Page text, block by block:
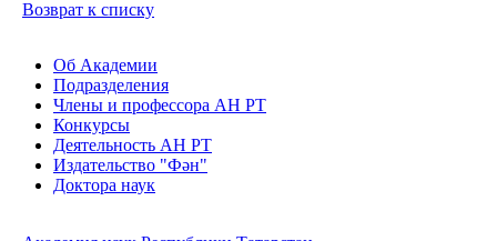
Возврат к списку
Об Академии
Подразделения
Члены и профессора АН РТ
Конкурсы
Деятельность АН РТ
Издательство "Фән"
Доктора наук